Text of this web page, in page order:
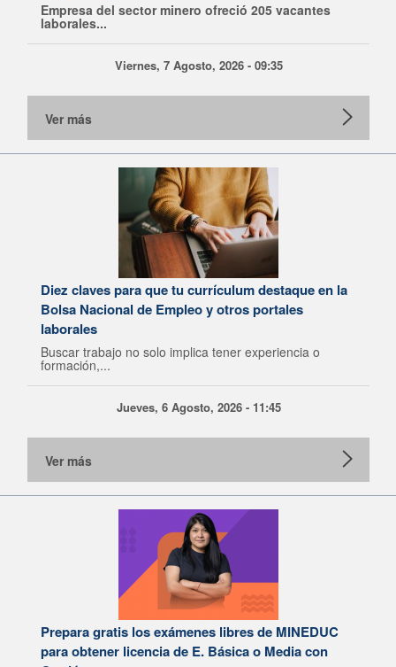
Empresa del sector minero ofreció 205 vacantes
laborales...
Viernes, 7 Agosto, 2026 - 09:35
Ver más
Diez claves para que tu currículum destaque en la
Bolsa Nacional de Empleo y otros portales
laborales
Buscar trabajo no solo implica tener experiencia o
formación,...
Jueves, 6 Agosto, 2026 - 11:45
Ver más
Prepara gratis los exámenes libres de MINEDUC
para obtener licencia de E. Básica o Media con